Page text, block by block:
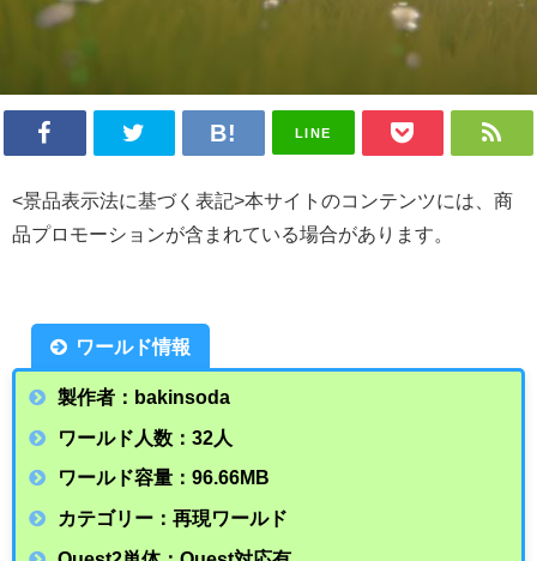
LINE
<景品表示法に基づく表記>本サイトのコンテンツには、商
品プロモーションが含まれている場合があります。
ワールド情報
製作者：bakinsoda
ワールド人数：32人
ワールド容量：96.66MB
カテゴリー：再現ワールド